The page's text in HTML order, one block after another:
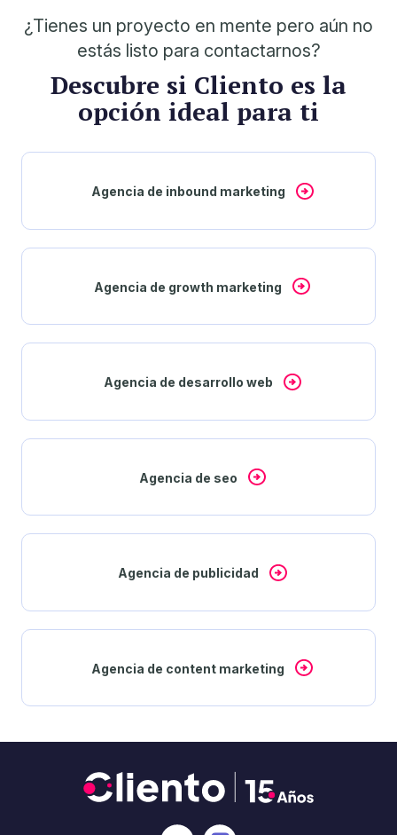
¿Tienes un proyecto en mente pero aún no
estás listo para contactarnos?
Descubre si Cliento es la
opción ideal para ti
Agencia de inbound marketing
Agencia de growth marketing
Agencia de desarrollo web
Agencia de seo
Agencia de publicidad
Agencia de content marketing